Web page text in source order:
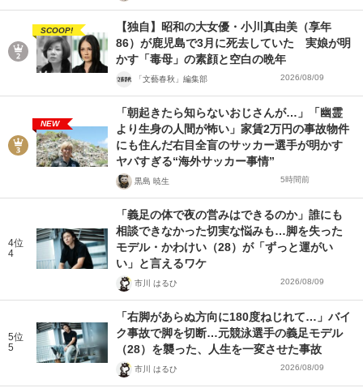
SCOOP!
【独自】昭和の大女優・小川真由美（享年
86）が鹿児島で3月に死去していた 実娘が明
かす「毒母」の素顔と空白の晩年
「文藝春秋」編集部 2026/08/09
NEW
「朝起きたら知らないおじさんが…」「幽霊
より生身の人間が怖い」家賃2万円の事故物件
にも住んだ右目全盲のサッカー選手が明かす
ヤバすぎる“海外サッカー事情”
黒島 暁生 5時間前
4位
4
「義足の体で夜の営みはできるのか」誰にも
相談できなかった切実な悩みも…脚を失った
モデル・かわけい（28）が「ずっと運がい
い」と言えるワケ
市川 はるひ 2026/08/09
5位
5
「右脚があらぬ方向に180度ねじれて…」バイ
ク事故で脚を切断…元競泳選手の義足モデル
（28）を襲った、人生を一変させた事故
市川 はるひ 2026/08/09